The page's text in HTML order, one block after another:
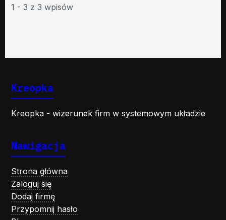
1 - 3 z 3 wpisów
Kreopka
Kreopka - wizerunek firm w systemowym układzie
Nawigacja
Strona główna
Zaloguj się
Dodaj firmę
Przypomnij hasło